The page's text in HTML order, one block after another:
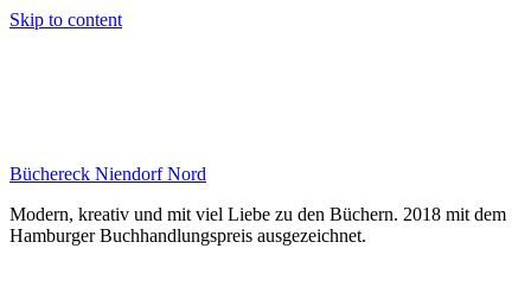
Skip to content
Büchereck Niendorf Nord
Modern, kreativ und mit viel Liebe zu den Büchern. 2018 mit dem
Hamburger Buchhandlungspreis ausgezeichnet.